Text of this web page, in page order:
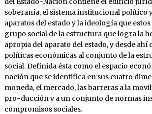
soberanía, el sistema institucional político
aparatos del estado y la ideología que
grupo social de la estructura que logra la
apropia del aparato del estado, y desde ahí
políticas económicas al conjunto de la
social. Definida ésta como el espacio
nación que se identifica en sus cuatro
moneda, el mercado, las barreras a la
pro-ducción y a un conjunto de normas
compromisos sociales.